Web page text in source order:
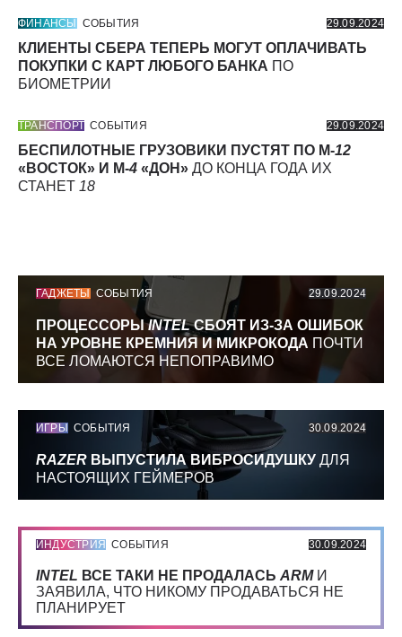
ФИНАНСЫ СОБЫТИЯ 29.09.2024
КЛИЕНТЫ СБЕРА ТЕПЕРЬ МОГУТ ОПЛАЧИВАТЬ
ПОКУПКИ С КАРТ ЛЮБОГО БАНКА ПО
БИОМЕТРИИ
ТРАНСПОРТ СОБЫТИЯ 29.09.2024
БЕСПИЛОТНЫЕ ГРУЗОВИКИ ПУСТЯТ ПО М-12
«ВОСТОК» И М-4 «ДОН» ДО КОНЦА ГОДА ИХ
СТАНЕТ 18
ГАДЖЕТЫ СОБЫТИЯ 29.09.2024
ПРОЦЕССОРЫINTELСБОЯТ ИЗ-ЗА ОШИБОК
НА УРОВНЕ КРЕМНИЯ И МИКРОКОДА ПОЧТИ
ВСЕ ЛОМАЮТСЯ НЕПОПРАВИМО
ИГРЫ СОБЫТИЯ 30.09.2024
RAZER ВЫПУСТИЛА ВИБРОСИДУШКУ ДЛЯ
НАСТОЯЩИХ ГЕЙМЕРОВ
ИНДУСТРИЯ СОБЫТИЯ 30.09.2024
INTEL ВСЕ ТАКИ НЕ ПРОДАЛАСЬ ARMИ
ЗАЯВИЛА, ЧТО НИКОМУ ПРОДАВАТЬСЯ НЕ
ПЛАНИРУЕТ